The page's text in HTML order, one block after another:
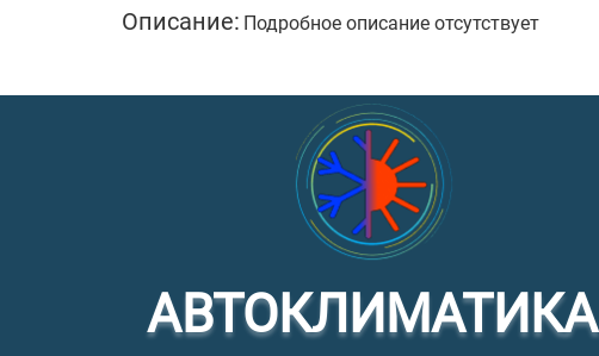
Описание: Подробное описание отсутствует
АВТОКЛИМАТИКА